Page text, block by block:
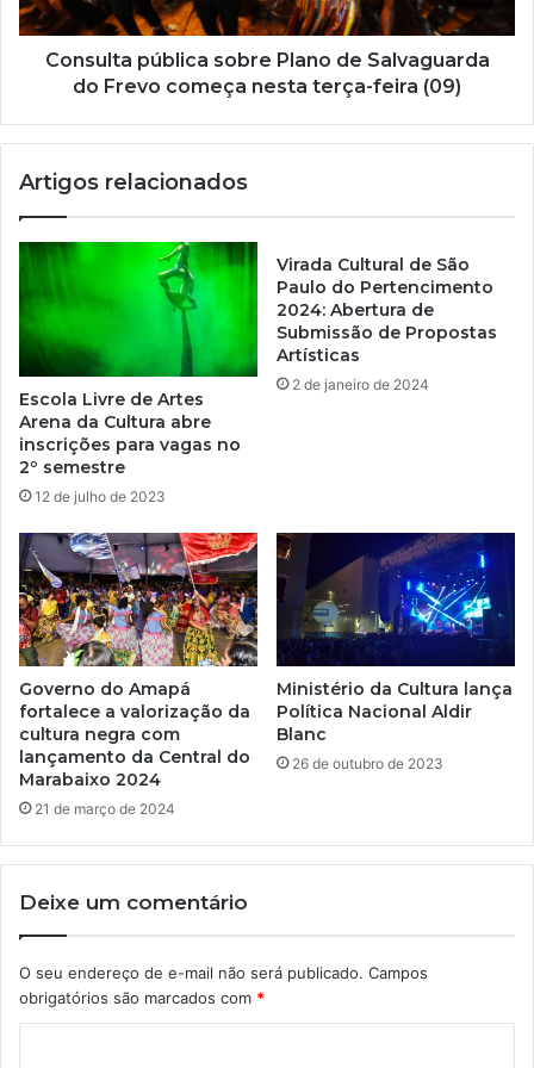
Consulta pública sobre Plano de Salvaguarda
do Frevo começa nesta terça-feira (09)
Artigos relacionados
Escola Livre de Artes
Arena da Cultura abre
inscrições para vagas no
2º semestre
12 de julho de 2023
Virada Cultural de São
Paulo do Pertencimento
2024: Abertura de
Submissão de Propostas
Artísticas
2 de janeiro de 2024
Governo do Amapá
fortalece a valorização da
cultura negra com
lançamento da Central do
Marabaixo 2024
21 de março de 2024
Ministério da Cultura lança
Política Nacional Aldir
Blanc
26 de outubro de 2023
Deixe um comentário
O seu endereço de e-mail não será publicado. Campos
obrigatórios são marcados com *